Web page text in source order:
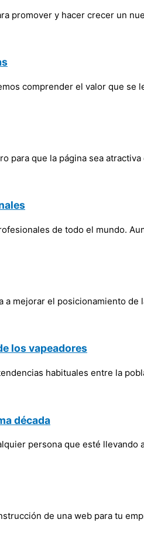
promover y hacer crecer un
comprender el valor que se
para que la página sea
de todo el mundo.
mejorar el posicionamiento de
los vapeadores
habituales entre la
década
persona que esté
de una web para tu